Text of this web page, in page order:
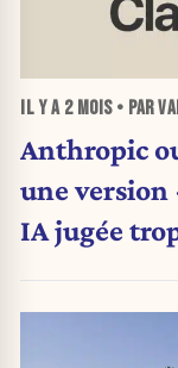
IL Y A 2 MOIS• PAR
Anthropic
une version
IA jugée